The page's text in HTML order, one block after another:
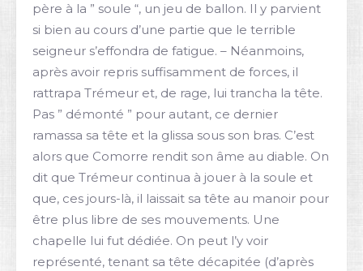
père à la ” soule “, un jeu de ballon. Il y parvient
si bien au cours d’une partie que le terrible
seigneur s’effondra de fatigue. – Néanmoins,
après avoir repris suffisamment de forces, il
rattrapa Trémeur et, de rage, lui trancha la tête.
Pas ” démonté ” pour autant, ce dernier
ramassa sa tête et la glissa sous son bras. C’est
alors que Comorre rendit son âme au diable. On
dit que Trémeur continua à jouer à la soule et
que, ces jours-là, il laissait sa tête au manoir pour
être plus libre de ses mouvements. Une
chapelle lui fut dédiée. On peut l’y voir
représenté, tenant sa tête décapitée (d’après